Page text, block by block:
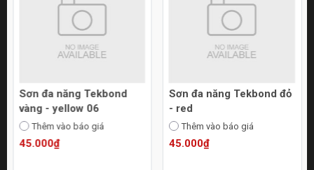
Sơn đa năng Tekbond
vàng - yellow 06
Thêm vào báo giá
45.000₫
Sơn đa năng Tekbond đỏ
- red
Thêm vào báo giá
45.000₫